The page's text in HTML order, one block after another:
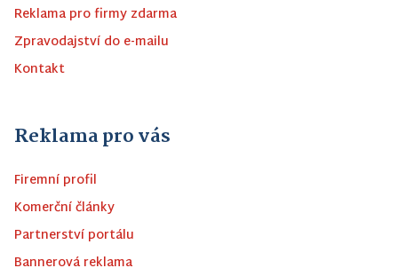
Reklama pro firmy zdarma
Zpravodajství do e-mailu
Kontakt
Reklama pro vás
Firemní profil
Komerční články
Partnerství portálu
Bannerová reklama